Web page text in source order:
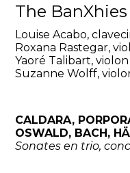
The BanXhies
Louise Acabo,
Roxana Rastegar,
Yaoré Talibart, violon
Suzanne Wolff,
CALDARA,
OSWALD, BACH,
Sonates en trio,